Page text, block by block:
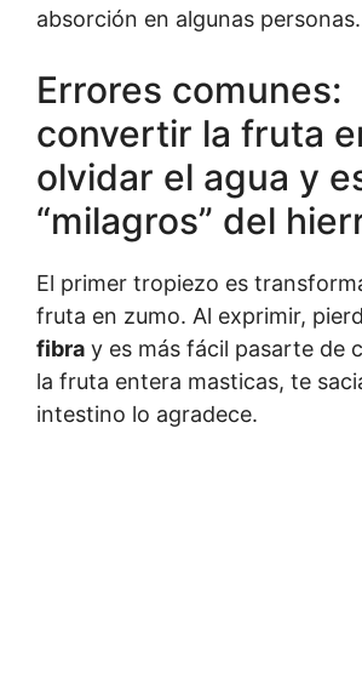
absorción en algunas personas.
Errores comunes:
convertir la fruta
olvidar el agua y
“milagros” del
El primer tropiezo es
fruta en zumo. Al exprimir,
fibra y es más fácil pasarte de
la fruta entera masticas, te
intestino lo agradece.